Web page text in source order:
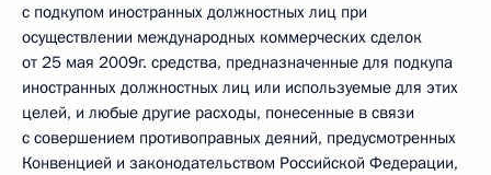
с подкупом иностранных должностных лиц при
осуществлении международных коммерческих сделок
от 25 мая 2009г. средства, предназначенные для подкупа
иностранных должностных лиц или используемые для этих
целей, и любые другие расходы, понесенные в связи
с совершением противоправных деяний, предусмотренных
Конвенцией и законодательством Российской Федерации,